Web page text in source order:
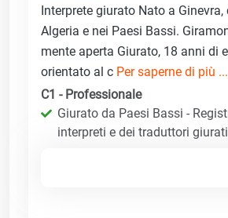
Interprete giurato Nato a Ginevra,
Algeria e nei Paesi Bassi.
mente aperta Giurato, 18 anni di
orientato al c Per saperne di più ...
C1 - Professionale
Giurato da Paesi Bassi -
interpreti e dei traduttori